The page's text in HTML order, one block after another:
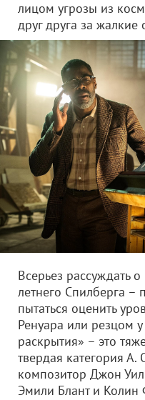
лицом угрозы из
друг друга за жалкие
Всерьез рассуждать
летнего Спилберга –
пытаться оценить
Ренуара или резцом
раскрытия» – это
твердая категория
композитор Джон
Эмили Блант и Колин